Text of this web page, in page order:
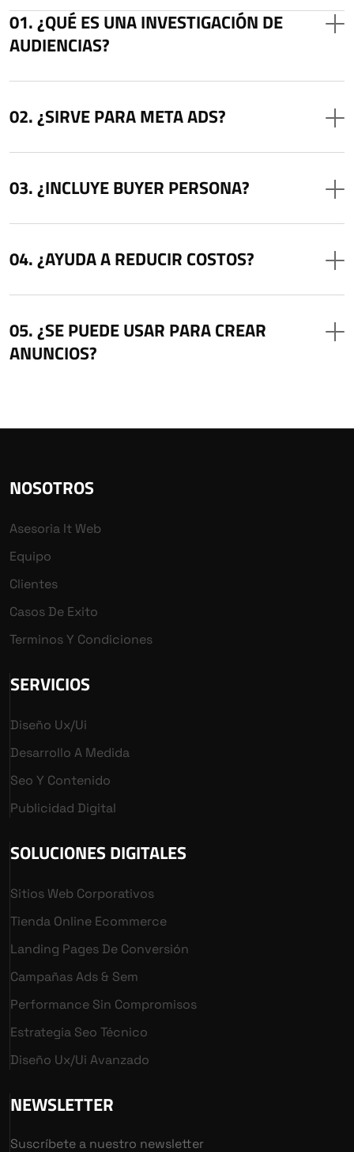
¿QUÉ ES UNA INVESTIGACIÓN DE
AUDIENCIAS?
¿SIRVE PARA META ADS?
¿INCLUYE BUYER PERSONA?
¿AYUDA A REDUCIR COSTOS?
¿SE PUEDE USAR PARA CREAR
ANUNCIOS?
NOSOTROS
Asesoria It Web
Equipo
Clientes
Casos De Exito
Terminos Y Condiciones
SERVICIOS
Diseño Ux/ui
Desarrollo A Medida
Seo Y Contenido
Publicidad Digital
SOLUCIONES DIGITALES
Sitios Web Corporativos
Tienda Online Ecommerce
Landing Pages De Conversión
Campañas Ads & Sem
Performance Sin Compromisos
Estrategia Seo Técnico
Diseño Ux/ui Avanzado
NEWSLETTER
Suscríbete a nuestro newsletter